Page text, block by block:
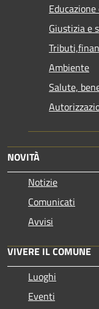
Giustizia e
Ambiente
Salute,
NOVITÀ
Notizie
Comunicati
Avvisi
VIVERE IL COMUNE
Luoghi
Eventi